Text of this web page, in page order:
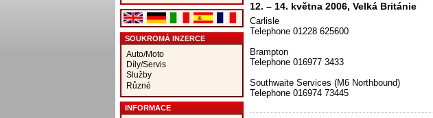
SOUKROMÁ INZERCE
Auto/Moto
Díly/Servis
Služby
Různé
INFORMACE
12. – 14. května 2006, Velká Británie
Carlisle
Telephone 01228 625600
Brampton
Telephone 016977 3433
Southwaite Services (M6 Northbound)
Telephone 016974 73445